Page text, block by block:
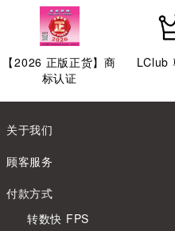
【2026 正版正货】商
标认证
LClub
关于我们
顾客服务
付款方式
转数快 FPS